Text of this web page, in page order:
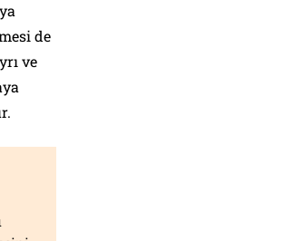
de
ve